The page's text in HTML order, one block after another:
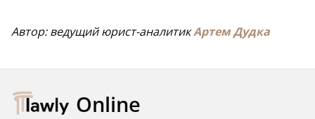
Автор: ведущий юрист-аналитикАртем Дудка
Online